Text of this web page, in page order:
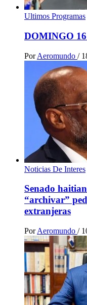
Ultimos Programas
DOMINGO
Por Aeromundo /
Noticias De Interes
Senado
“archivar”
extranjeras
Por Aeromundo /